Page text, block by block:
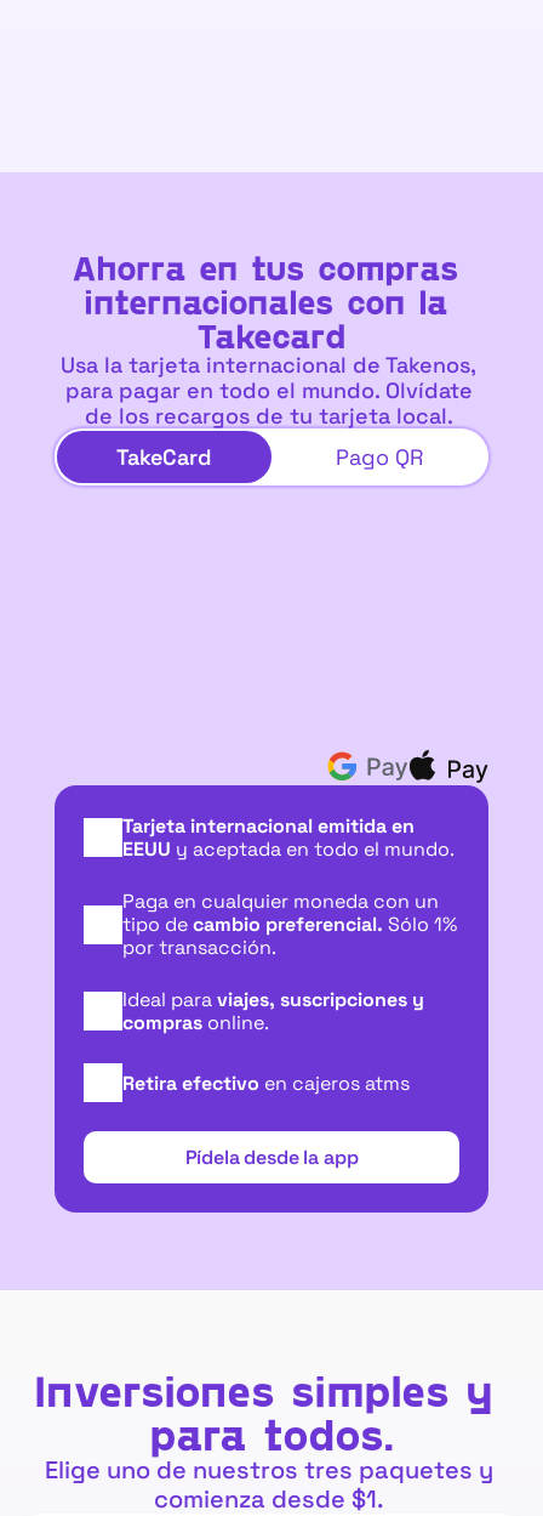
Ahorra en tus compras
internacionales con la
Takecard
Usa la tarjeta internacional de Takenos,
para pagar en todo el mundo. Olvídate
de los recargos de tu tarjeta local.
TakeCard
Pago QR
Física Virtual
Tarjeta internacional emitida en
EEUU y aceptada en todo el mundo.
Paga en cualquier moneda con un
tipo de cambio preferencial. Sólo 1%
por transacción.
Ideal para viajes, suscripciones y
compras online.
Retira efectivo en cajeros atms
Pídela desde la app
Inversiones simples y
para todos.
Elige uno de nuestros tres paquetes y
comienza desde $1.